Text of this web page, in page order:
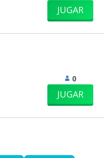
JUGAR
0
JUGAR